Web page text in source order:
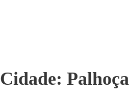
Cidade: Palhoça